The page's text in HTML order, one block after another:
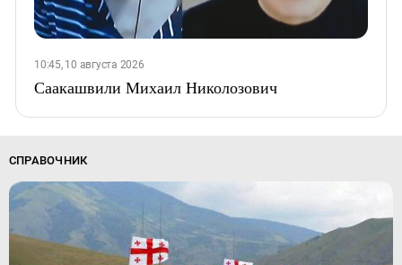
10:45, 10 августа 2026
Саакашвили Михаил Николозович
СПРАВОЧНИК